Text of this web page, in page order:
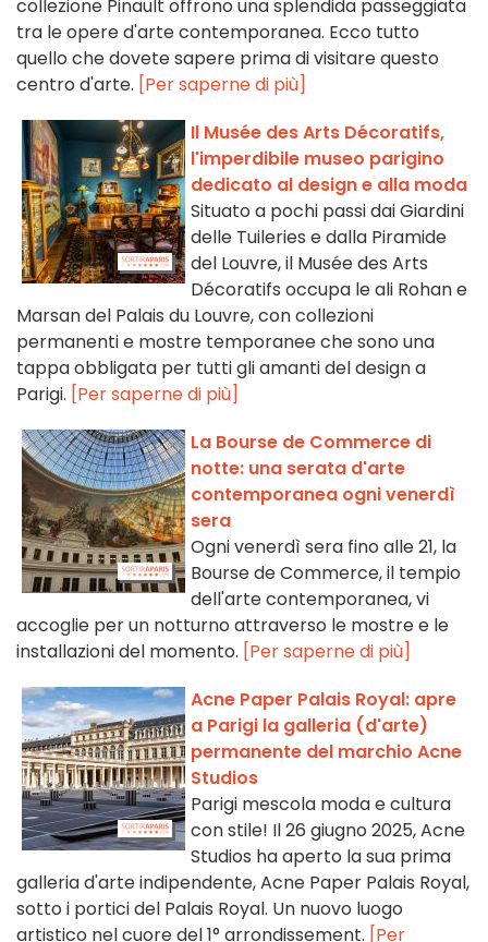
collezione Pinault offrono una splendida passeggiata
tra le opere d'arte contemporanea. Ecco tutto
quello che dovete sapere prima di visitare questo
centro d'arte. [Per saperne di più]
Il Musée des Arts Décoratifs,
l'imperdibile museo parigino
dedicato al design e alla moda
Situato a pochi passi dai Giardini
delle Tuileries e dalla Piramide
del Louvre, il Musée des Arts
Décoratifs occupa le ali Rohan e
Marsan del Palais du Louvre, con collezioni
permanenti e mostre temporanee che sono una
tappa obbligata per tutti gli amanti del design a
Parigi. [Per saperne di più]
La Bourse de Commerce di
notte: una serata d'arte
contemporanea ogni venerdì
sera
Ogni venerdì sera fino alle 21, la
Bourse de Commerce, il tempio
dell'arte contemporanea, vi
accoglie per un notturno attraverso le mostre e le
installazioni del momento. [Per saperne di più]
Acne Paper Palais Royal: apre
a Parigi la galleria (d'arte)
permanente del marchio Acne
Studios
Parigi mescola moda e cultura
con stile! Il 26 giugno 2025, Acne
Studios ha aperto la sua prima
galleria d'arte indipendente, Acne Paper Palais Royal,
sotto i portici del Palais Royal. Un nuovo luogo
artistico nel cuore del 1° arrondissement. [Per